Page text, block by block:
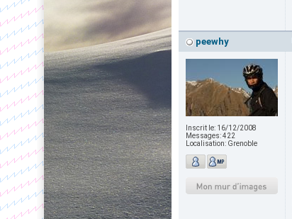
peewhy
Inscrit le: 16/12/2008
Messages:422
Localisation: Grenoble